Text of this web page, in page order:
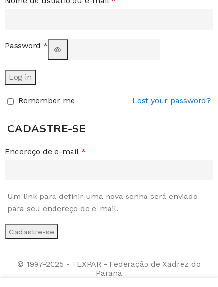
Password *
Log in
Lost your password?
Remember me
CADASTRE-SE
Endereço de e-mail *
Um link para definir uma nova senha será enviado
para seu endereço de e-mail.
Cadastre-se
© 1997-2025 - FEXPAR - Federação de Xadrez do
Paraná